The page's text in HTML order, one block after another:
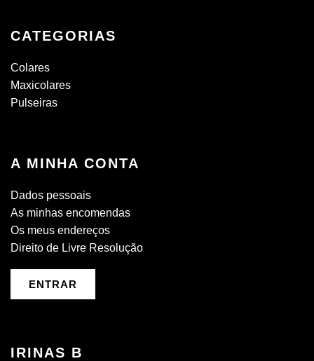
CATEGORIAS
Colares
Maxicolares
Pulseiras
A MINHA CONTA
Dados pessoais
As minhas encomendas
Os meus endereços
Direito de Livre Resolução
ENTRAR
IRINAS B